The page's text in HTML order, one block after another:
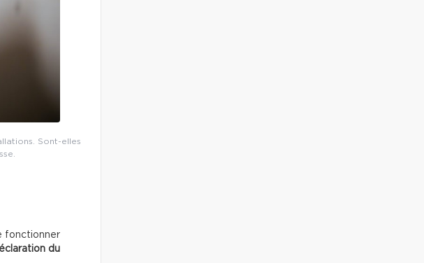
Sont-elles
fonctionner
du